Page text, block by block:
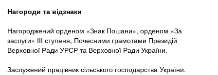
Нагороди та відзнаки
Нагороджений орденом «Знак Пошани», орденом «За
заслуги» ІІІ ступеня, Почесними грамотами Президій
Верховної Ради УРСР та Верховної Ради України.
Заслужений працівник сільського господарства України.